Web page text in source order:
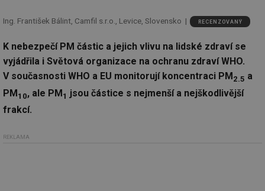
Ing. František Bálint, Camfil s.r.o., Levice, Slovensko RECENZOVANÝ
K nebezpečí PM částic a jejich vlivu na lidské zdraví se
vyjádřila i Světová organizace na ochranu zdraví WHO.
V současnosti WHO a EU monitorují koncentraci PM 2.5 a
PM10, ale PM1 jsou částice s nejmenší a nejškodlivější
frakcí.
REKLAMA